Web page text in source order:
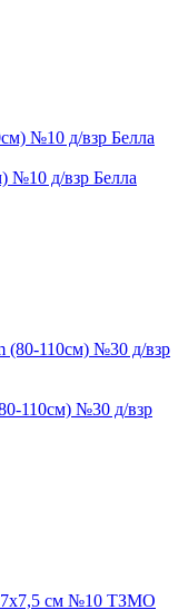
№10 д/взр Белла
110см) №30 д/взр